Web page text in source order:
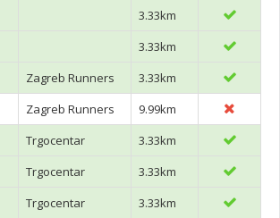
3.33km
3.33km
Zagreb Runners
3.33km
Zagreb Runners
9.99km
Trgocentar
3.33km
Trgocentar
3.33km
Trgocentar
3.33km